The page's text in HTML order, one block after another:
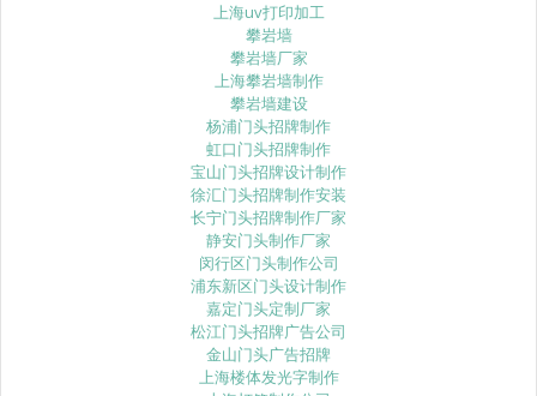
上海uv打印加工
攀岩墙
攀岩墙厂家
上海攀岩墙制作
攀岩墙建设
杨浦门头招牌制作
虹口门头招牌制作
宝山门头招牌设计制作
徐汇门头招牌制作安装
长宁门头招牌制作厂家
静安门头制作厂家
闵行区门头制作公司
浦东新区门头设计制作
嘉定门头定制厂家
松江门头招牌广告公司
金山门头广告招牌
上海楼体发光字制作